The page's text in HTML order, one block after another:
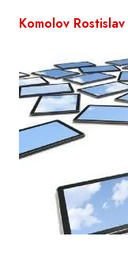
Komolov Rostislav